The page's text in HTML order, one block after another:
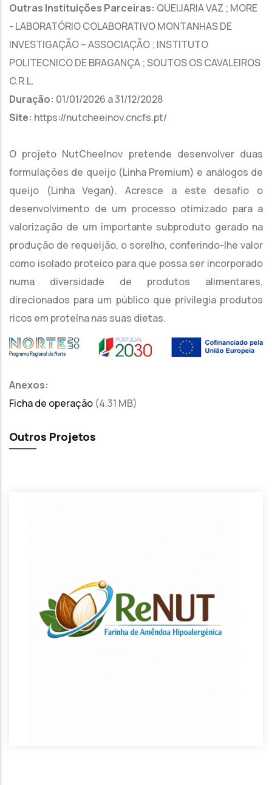
Outras Instituições Parceiras: QUEIJARIA VAZ ; MORE
- LABORATÓRIO COLABORATIVO MONTANHAS DE
INVESTIGAÇÃO – ASSOCIAÇÃO ; INSTITUTO
POLITECNICO DE BRAGANÇA ; SOUTOS OS CAVALEIROS
C.R.L.
Duração: 01/01/2026 a 31/12/2028
Site: https://nutcheeinov.cncfs.pt/
O projeto NutCheeInov pretende desenvolver duas
formulações de queijo (Linha Premium) e análogos de
queijo (Linha Vegan). Acresce a este desafio o
desenvolvimento de um processo otimizado para a
valorização de um importante subproduto gerado na
produção de requeijão, o sorelho, conferindo-lhe valor
como isolado proteico para que possa ser incorporado
numa diversidade de produtos alimentares,
direcionados para um público que privilegia produtos
ricos em proteína nas suas dietas.
Anexos:
Ficha de operação (4.31 MB)
Outros Projetos